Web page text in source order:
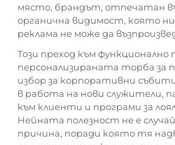
място, брандът, отпечатан
органична видимост, която
реклама не може да
Този преход към функционално
персонализираната торба за
избор за корпоративни
в работа на нови служители,
към клиенти и програми за
Нейната полезност не е
причина, поради която тя